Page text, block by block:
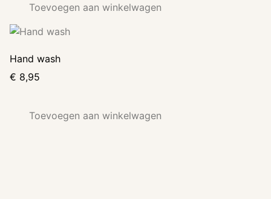
Toevoegen aan winkelwagen
Hand wash
€ 8,95
Toevoegen aan winkelwagen